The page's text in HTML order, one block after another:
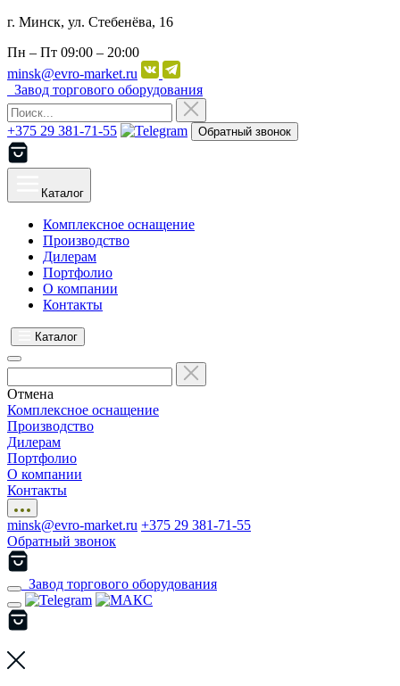
г. Минск, ул. Стебенёва, 16
Пн – Пт 09:00 – 20:00
minsk@evro-market.ru
Завод торгового оборудования
+375 29 381-71-55 Обратный звонок
Каталог
Комплексное оснащение
Производство
Дилерам
Портфолио
О компании
Контакты
Каталог
Отмена
Комплексное оснащение
Производство
Дилерам
Портфолио
О компании
Контакты
minsk@evro-market.ru +375 29 381-71-55
Обратный звонок
Завод торгового оборудования